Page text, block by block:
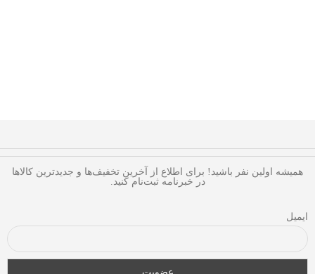
همیشه اولین نفر باشید! برای اطلاع از آخرین تخفیف‌ها و جدیدترین کالاها
در خبرنامه ثبت‌نام کنید.
ایمیل